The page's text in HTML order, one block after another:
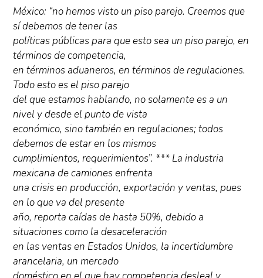
México: “no hemos visto un piso parejo. Creemos que
sí debemos de tener las
políticas públicas para que esto sea un piso parejo, en
términos de competencia,
en términos aduaneros, en términos de regulaciones.
Todo esto es el piso parejo
del que estamos hablando, no solamente es a un
nivel y desde el punto de vista
económico, sino también en regulaciones; todos
debemos de estar en los mismos
cumplimientos, requerimientos”. *** La industria
mexicana de camiones enfrenta
una crisis en producción, exportación y ventas, pues
en lo que va del presente
año, reporta caídas de hasta 50%, debido a
situaciones como la desaceleración
en las ventas en Estados Unidos, la incertidumbre
arancelaria, un mercado